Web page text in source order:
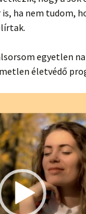
ha nem tudom,
egyetlen
életvédő